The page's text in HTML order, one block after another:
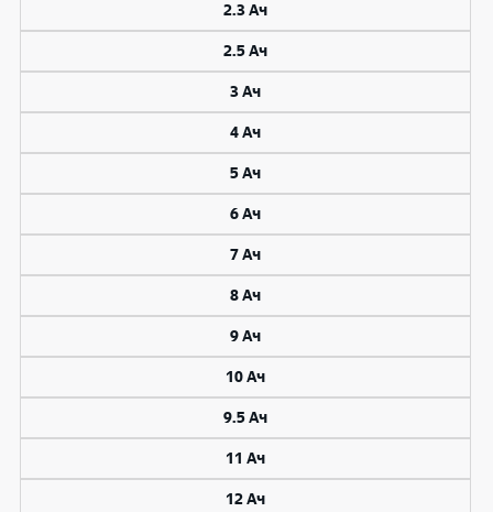
2.3 Ач
2.5 Ач
3 Ач
4 Ач
5 Ач
6 Ач
7 Ач
8 Ач
9 Ач
10 Ач
9.5 Ач
11 Ач
12 Ач